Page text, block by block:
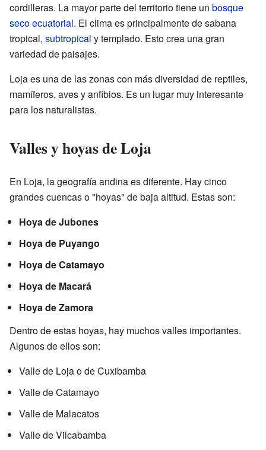
cordilleras. La mayor parte del territorio tiene un bosque
seco ecuatorial. El clima es principalmente de sabana
tropical, subtropical y templado. Esto crea una gran
variedad de paisajes.
Loja es una de las zonas con más diversidad de reptiles,
mamíferos, aves y anfibios. Es un lugar muy interesante
para los naturalistas.
Valles y hoyas de Loja
En Loja, la geografía andina es diferente. Hay cinco
grandes cuencas o "hoyas" de baja altitud. Estas son:
Hoya de Jubones
Hoya de Puyango
Hoya de Catamayo
Hoya de Macará
Hoya de Zamora
Dentro de estas hoyas, hay muchos valles importantes.
Algunos de ellos son:
Valle de Loja o de Cuxibamba
Valle de Catamayo
Valle de Malacatos
Valle de Vilcabamba